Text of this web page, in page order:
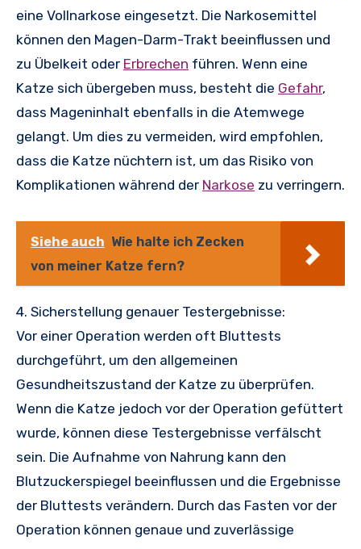
eine Vollnarkose eingesetzt. Die Narkosemittel
können den Magen-Darm-Trakt beeinflussen und
zu Übelkeit oder Erbrechen führen. Wenn eine
Katze sich übergeben muss, besteht die Gefahr,
dass Mageninhalt ebenfalls in die Atemwege
gelangt. Um dies zu vermeiden, wird empfohlen,
dass die Katze nüchtern ist, um das Risiko von
Komplikationen während der Narkose zu verringern.
Siehe auch Wie halte ich Zecken
von meiner Katze fern?
4. Sicherstellung genauer Testergebnisse:
Vor einer Operation werden oft Bluttests
durchgeführt, um den allgemeinen
Gesundheitszustand der Katze zu überprüfen.
Wenn die Katze jedoch vor der Operation gefüttert
wurde, können diese Testergebnisse verfälscht
sein. Die Aufnahme von Nahrung kann den
Blutzuckerspiegel beeinflussen und die Ergebnisse
der Bluttests verändern. Durch das Fasten vor der
Operation können genaue und zuverlässige